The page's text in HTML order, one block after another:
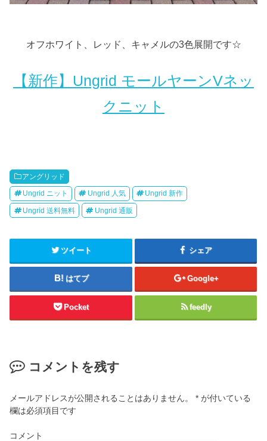
オフホワイト、レッド、キャメルの3色展開です☆
【新作】Ungrid モールヤーンVネッ
クニット
アングリッド
Ungrid ニット Ungrid 人気 Ungrid 新作
Ungrid 送料無料 Ungrid 通販
ツイート シェア
はてブ Google+
Pocket feedly
コメントを残す
メールアドレスが公開されることはありません。 * が付いている
欄は必須項目です
コメント